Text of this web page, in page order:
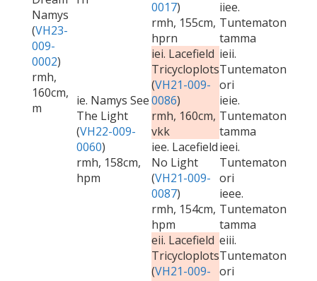
Namys
(VH23-
009-
0002)
rmh,
160cm,
m
0017)
rmh, 155cm,
hprn
iiee.
Tuntematon
tamma
ie. Namys See
The Light
(VH22-009-
0060)
rmh, 158cm,
hpm
iei. Lacefield
Tricycloplots
(VH21-009-
0086)
rmh, 160cm,
vkk
ieii.
Tuntematon
ori
ieie.
Tuntematon
tamma
iee. Lacefield
No Light
(VH21-009-
0087)
rmh, 154cm,
hpm
ieei.
Tuntematon
ori
ieee.
Tuntematon
tamma
eii. Lacefield
Tricycloplots
(VH21-009-
eiii.
Tuntematon
ori